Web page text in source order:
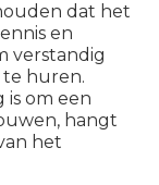
dat het
en
verstandig
te huren.
is om een
hangt
het